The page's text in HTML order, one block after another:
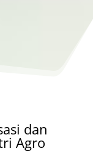
dan
Agro